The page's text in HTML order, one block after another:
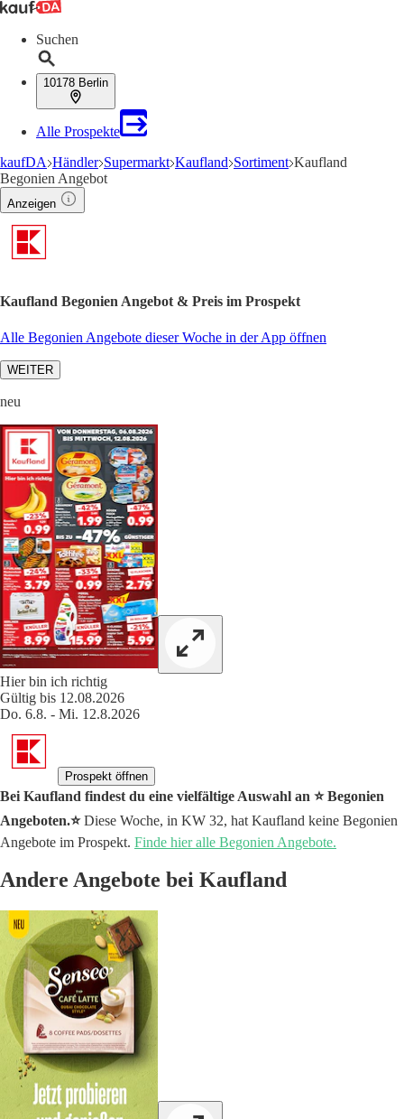
Suchen
10178 Berlin
Alle Prospekte
kaufDA Händler Supermarkt Kaufland Sortiment Kaufland
Begonien Angebot
Anzeigen
Kaufland Begonien Angebot & Preis im Prospekt
Alle Begonien Angebote dieser Woche in der App öffnen
WEITER
neu
Hier bin ich richtig
Gültig bis 12.08.2026
Do. 6.8. - Mi. 12.8.2026
Prospekt öffnen
Bei Kaufland findest du eine vielfältige Auswahl an ⭐️ Begonien
Angeboten.⭐️Diese Woche, in KW 32, hat Kaufland keine Begonien
Angebote im Prospekt. Finde hier alle Begonien Angebote.
Andere Angebote bei Kaufland